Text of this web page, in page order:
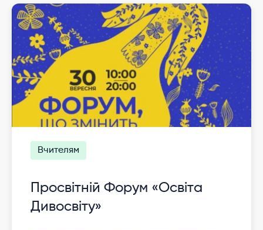
Вчителям
Просвітній Форум «Освіта
Дивосвіту»